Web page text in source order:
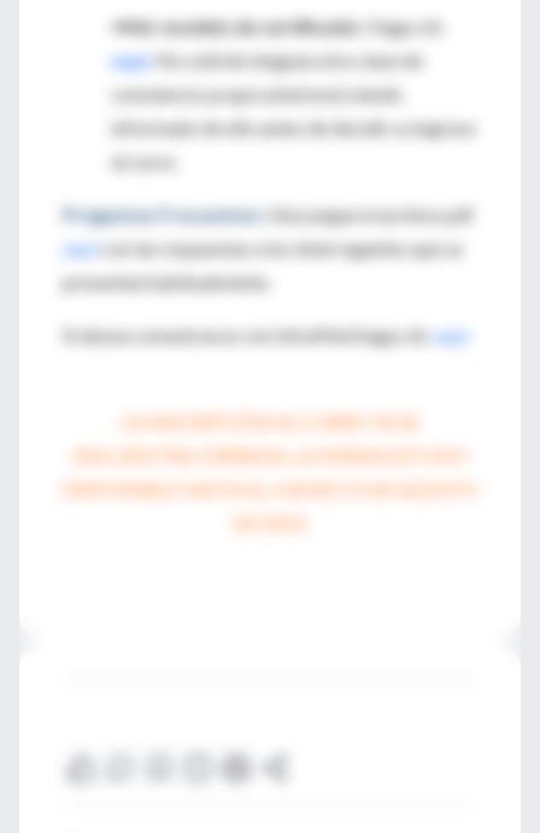
⇒Ver modelo de certificado:
Haga clic
aquí . No solicite ninguna otra clase de
constancia ya que usted está siendo
informado de ello antes de decidir su ingreso
al curso.
Preguntas Frecuentes:
Descargue el archivo pdf
aquí
con las respuestas a los interrogantes que se
presentan habitualmente.
Si desea comunicarse con IntraMed haga clic aquí
LA INSCRIPCIÓN AL CURSO YA SE
ENCUENTRA CERRADA. LA MISMA ESTUVO
DISPONIBLE HASTA EL JUEVES 15 DE AGOSTO